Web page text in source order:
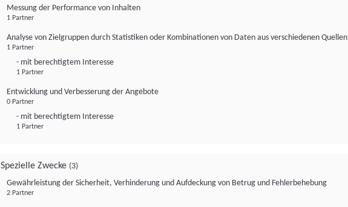
Messung der Performance von Inhalten
1 Partner
Analyse von Zielgruppen durch Statistiken oder Kombinationen von Daten aus verschiedenen Quellen
1 Partner
- mit berechtigtem Interesse
1 Partner
Entwicklung und Verbesserung der Angebote
0 Partner
- mit berechtigtem Interesse
1 Partner
Spezielle Zwecke (3)
Gewährleistung der Sicherheit, Verhinderung und Aufdeckung von Betrug und Fehlerbehebung
2 Partner